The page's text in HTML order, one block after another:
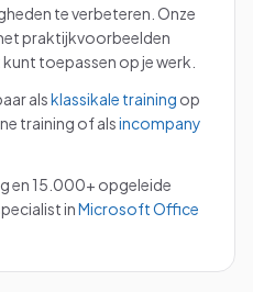
te verbeteren. Onze
praktijkvoorbeelden
toepassen op je werk.
alsklassikale training op
training of alsincompany
en 15.000+ opgeleide
inMicrosoft Office